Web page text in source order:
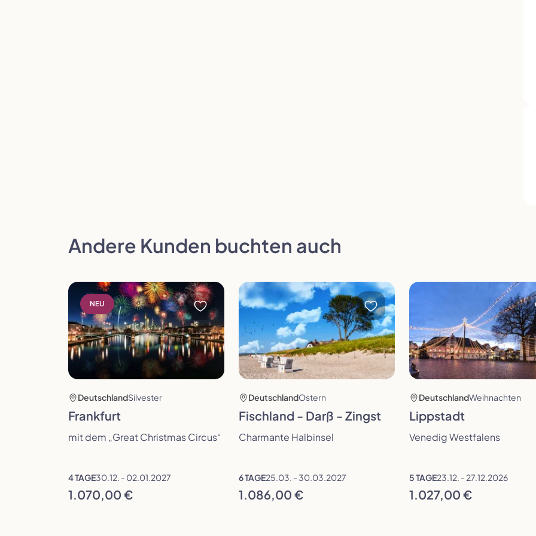
Andere Kunden buchten auch
NEU
Reise öffnen
DeutschlandSilvester
Frankfurt
mit dem „Great Christmas Circus“
4 TAGE30.12. - 02.01.2027
1.070,00 €
Reise öffnen
DeutschlandOstern
Fischland - Darß - Zingst
Charmante Halbinsel
6 TAGE25.03. - 30.03.2027
1.086,00 €
Reise öffnen
DeutschlandWeihnachten
Lippstadt
Venedig Westfalens
5 TAGE23.12. - 27.12.2026
1.027,00 €